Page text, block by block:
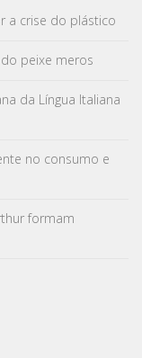
a crise do plástico
peixe meros
da Língua Italiana
no consumo e
formam